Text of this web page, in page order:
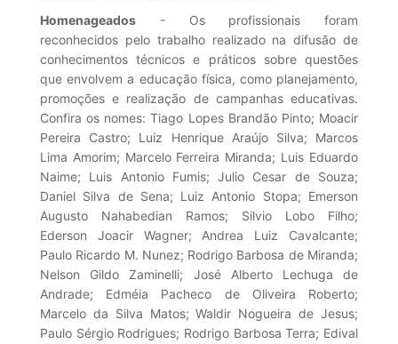
Homenageados - Os profissionais foram
reconhecidos pelo trabalho realizado na difusão de
conhecimentos técnicos e práticos sobre questões
que envolvem a educação física, como planejamento,
promoções e realização de campanhas educativas.
Confira os nomes: Tiago Lopes Brandão Pinto; Moacir
Pereira Castro; Luiz Henrique Araújo Silva; Marcos
Lima Amorim; Marcelo Ferreira Miranda; Luis Eduardo
Naime; Luis Antonio Fumis; Julio Cesar de Souza;
Daniel Silva de Sena; Luiz Antonio Stopa; Emerson
Augusto Nahabedian Ramos; Silvio Lobo Filho;
Ederson Joacir Wagner; Andrea Luiz Cavalcante;
Paulo Ricardo M. Nunez; Rodrigo Barbosa de Miranda;
Nelson Gildo Zaminelli; José Alberto Lechuga de
Andrade; Edméia Pacheco de Oliveira Roberto;
Marcelo da Silva Matos; Waldir Nogueira de Jesus;
Paulo Sérgio Rodrigues; Rodrigo Barbosa Terra; Edival